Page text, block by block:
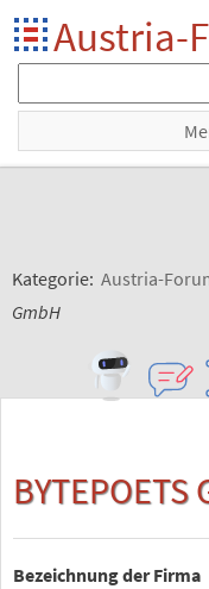
Austria-
Kategorie: Austria-
GmbH
BYTEPOETS
Bezeichnung der Firma